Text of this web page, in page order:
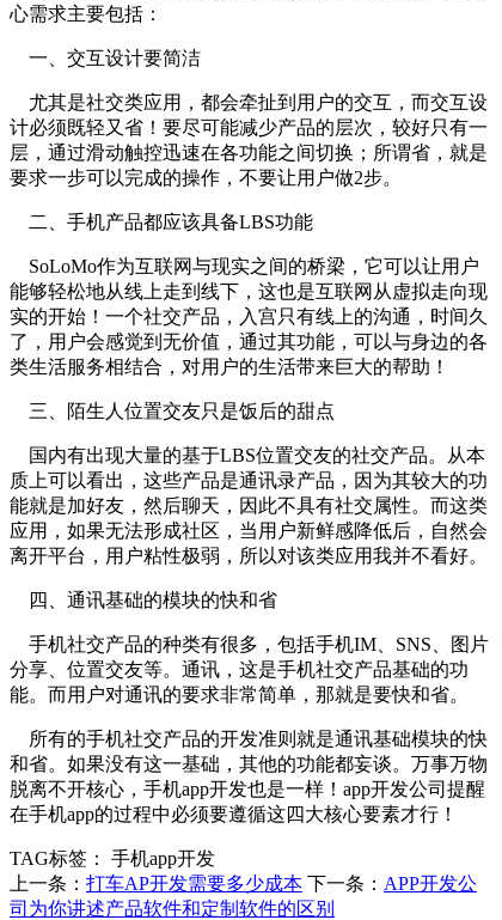
心需求主要包括：
一、交互设计要简洁
尤其是社交类应用，都会牵扯到用户的交互，而交互设
计必须既轻又省！要尽可能减少产品的层次，较好只有一
层，通过滑动触控迅速在各功能之间切换；所谓省，就是
要求一步可以完成的操作，不要让用户做2步。
二、手机产品都应该具备LBS功能
SoLoMo作为互联网与现实之间的桥梁，它可以让用户
能够轻松地从线上走到线下，这也是互联网从虚拟走向现
实的开始！一个社交产品，入宫只有线上的沟通，时间久
了，用户会感觉到无价值，通过其功能，可以与身边的各
类生活服务相结合，对用户的生活带来巨大的帮助！
三、陌生人位置交友只是饭后的甜点
国内有出现大量的基于LBS位置交友的社交产品。从本
质上可以看出，这些产品是通讯录产品，因为其较大的功
能就是加好友，然后聊天，因此不具有社交属性。而这类
应用，如果无法形成社区，当用户新鲜感降低后，自然会
离开平台，用户粘性极弱，所以对该类应用我并不看好。
四、通讯基础的模块的快和省
手机社交产品的种类有很多，包括手机IM、SNS、图片
分享、位置交友等。通讯，这是手机社交产品基础的功
能。而用户对通讯的要求非常简单，那就是要快和省。
所有的手机社交产品的开发准则就是通讯基础模块的快
和省。如果没有这一基础，其他的功能都妄谈。万事万物
脱离不开核心，手机app开发也是一样！app开发公司提醒
在手机app的过程中必须要遵循这四大核心要素才行！
TAG标签：
手机app开发
上一条： 打车AP开发需要多少成本 下一条： APP开发公
司为你讲述产品软件和定制软件的区别